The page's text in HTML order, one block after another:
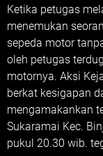
Ketika petugas
menemukan
sepeda motor
oleh petugas
motornya. Aksi
berkat kesigapan
mengamakankan
Sukaramai Kec.
pukul 20.30 wib.